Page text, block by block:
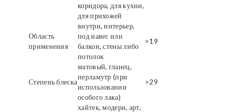
коридора, для кухни,
для прихожей
Область
применения
внутри, интерьер,
под навес или
балкон, стены либо
потолок
>19
Степень блеска
матовый, гланец,
перламутр (при
использовании
особого лака)
>29
хайтек, модерн, арт,